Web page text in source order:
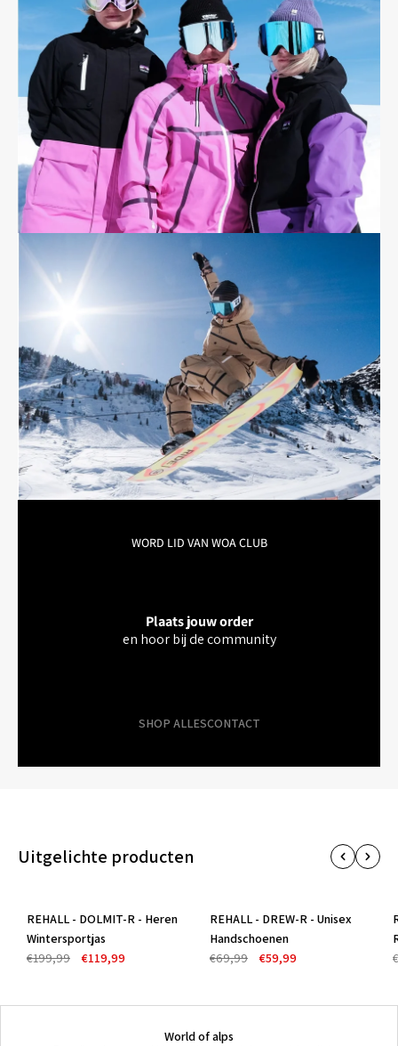
WORD LID VAN WOA CLUB
Plaats jouw order
en hoor bij de community
SHOP ALLESCONTACT
Uitgelichte producten
-40%
REHALL - DOLMIT-R - Heren
Wintersportjas
€199,99
€119,99
-14%
REHALL - DREW-R - Unisex
Handschoenen
€69,99
€59,99
World of alps